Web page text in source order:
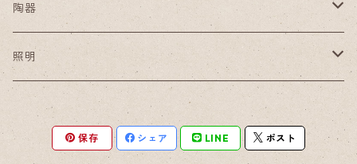
陶器
小皿
酒器セット
照明
ペンダントライト
保存 シェア LINE ポスト